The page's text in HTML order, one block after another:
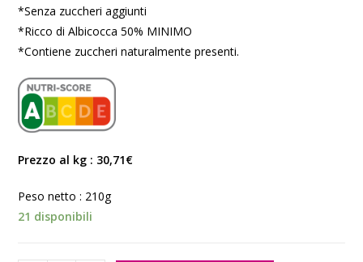
*Senza zuccheri aggiunti
*Ricco di Albicocca 50% MINIMO
*Contiene zuccheri naturalmente presenti.
Prezzo al kg : 30,71€
Peso netto : 210g
21 disponibili